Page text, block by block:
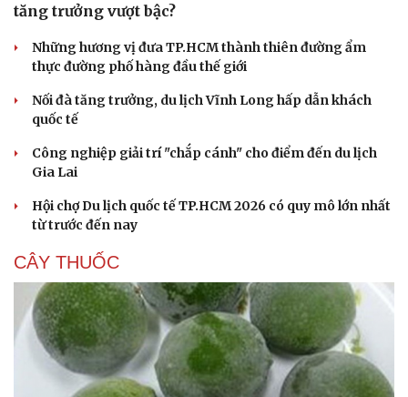
tăng trưởng vượt bậc?
Những hương vị đưa TP.HCM thành thiên đường ẩm
thực đường phố hàng đầu thế giới
Nối đà tăng trưởng, du lịch Vĩnh Long hấp dẫn khách
quốc tế
Công nghiệp giải trí "chắp cánh" cho điểm đến du lịch
Gia Lai
Hội chợ Du lịch quốc tế TP.HCM 2026 có quy mô lớn nhất
từ trước đến nay
CÂY THUỐC